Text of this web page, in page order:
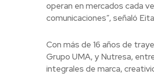
operan en mercados cada
comunicaciones”, señaló
Con más de 16 años de
Grupo UMA, y Nutresa,
integrales de marca,